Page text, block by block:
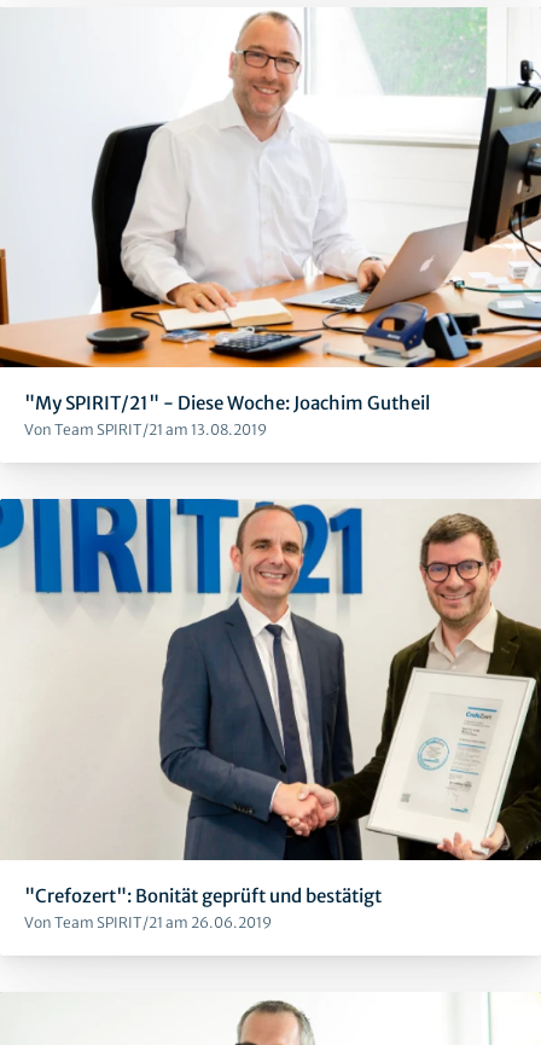
"My SPIRIT/21" - Diese Woche: Joachim Gutheil
Von Team SPIRIT/21 am 13.08.2019
"Crefozert": Bonität geprüft und bestätigt
Von Team SPIRIT/21 am 26.06.2019